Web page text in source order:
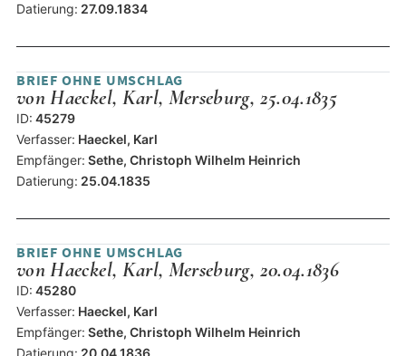
Datierung: 27.09.1834
BRIEF OHNE UMSCHLAG
von Haeckel, Karl, Merseburg, 25.04.1835
ID: 45279
Verfasser: Haeckel, Karl
Empfänger: Sethe, Christoph Wilhelm Heinrich
Datierung: 25.04.1835
BRIEF OHNE UMSCHLAG
von Haeckel, Karl, Merseburg, 20.04.1836
ID: 45280
Verfasser: Haeckel, Karl
Empfänger: Sethe, Christoph Wilhelm Heinrich